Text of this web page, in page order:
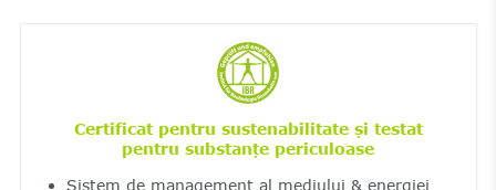
Certificat pentru sustenabilitate și testat
pentru substanțe periculoase
Sistem de management al mediului & energiei